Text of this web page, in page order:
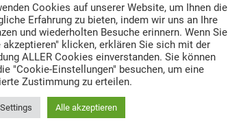
Cookies auf unserer Website, um Ihnen die
Erfahrung zu bieten, indem wir uns an Ihre
und wiederholten Besuche erinnern. Wenn Sie
akzeptieren" klicken, erklären Sie sich mit der
ALLER Cookies einverstanden. Sie können
"Cookie-Einstellungen" besuchen, um eine
Zustimmung zu erteilen.
Alle akzeptieren